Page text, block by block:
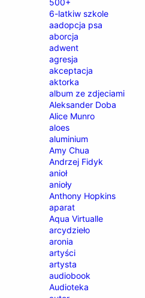
6-latkiw szkole
aadopcja psa
aborcja
adwent
agresja
akceptacja
aktorka
album ze zdjeciami
Aleksander Doba
Alice Munro
aloes
aluminium
Amy Chua
Andrzej Fidyk
anioł
anioły
Anthony Hopkins
aparat
Aqua Virtualle
arcydzieło
aronia
artyści
artysta
audiobook
Audioteka